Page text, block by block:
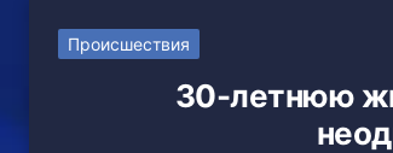
Происшествия
30-летнюю